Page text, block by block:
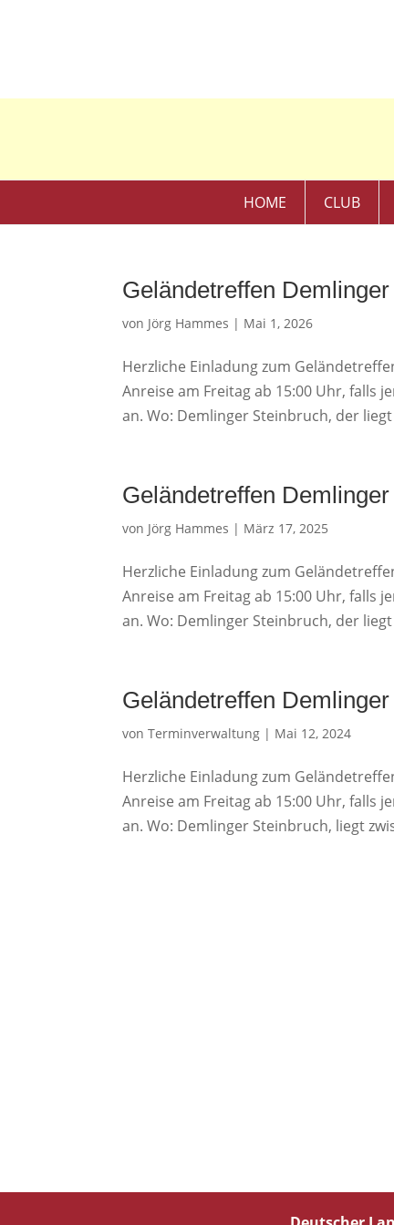
HOME CLUB
Geländetreffen
von Jörg Hammes | Mai 1, 2026
Herzliche Einladung zum
Anreise am Freitag ab 15:00 Uhr, falls
an. Wo: Demlinger Steinbruch, der
Geländetreffen
von Jörg Hammes | März 17, 2025
Herzliche Einladung zum
Anreise am Freitag ab 15:00 Uhr, falls
an. Wo: Demlinger Steinbruch, der
Geländetreffen
vonTerminverwaltung | Mai 12, 2024
Herzliche Einladung zum
Anreise am Freitag ab 15:00 Uhr, falls
an. Wo: Demlinger Steinbruch, liegt